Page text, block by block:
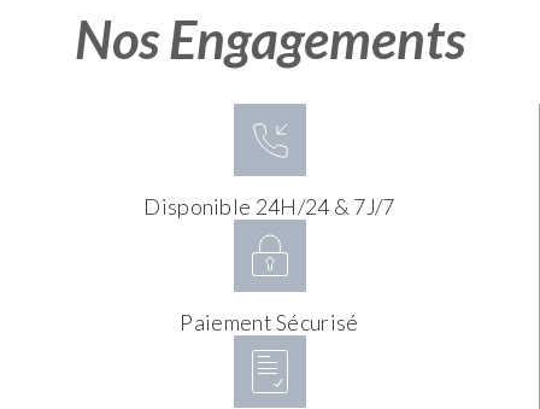
Nos Engagements
Disponible 24H/24 & 7J/7
Paiement Sécurisé